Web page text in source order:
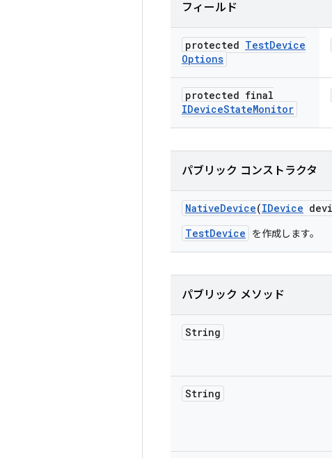
フィールド
protected TestDevice
Options
protected final
IDeviceStateMonitor
パブリック コンストラクタ
NativeDevice(IDevice
TestDevice
を作成します。
パブリック メソッド
String
String